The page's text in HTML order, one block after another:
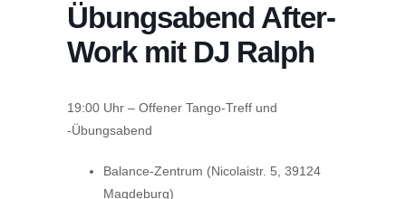
Übungsabend After-
Work mit DJ Ralph
19:00 Uhr – Offener Tango-Treff und
-Übungsabend
Balance-Zentrum (Nicolaistr. 5, 39124
Magdeburg)